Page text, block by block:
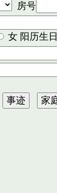
房号
女 阳历生日